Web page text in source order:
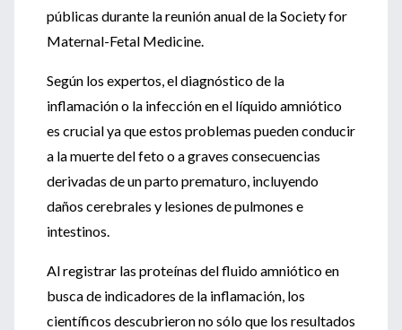
públicas durante la reunión anual de la Society for
Maternal-Fetal Medicine.
Según los expertos, el diagnóstico de la
inflamación o la infección en el líquido amniótico
es crucial ya que estos problemas pueden conducir
a la muerte del feto o a graves consecuencias
derivadas de un parto prematuro, incluyendo
daños cerebrales y lesiones de pulmones e
intestinos.
Al registrar las proteínas del fluido amniótico en
busca de indicadores de la inflamación, los
científicos descubrieron no sólo que los resultados